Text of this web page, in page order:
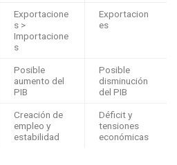
Exportacione
s >
Importacione
s
Exportacion
es
Posible
aumento del
PIB
Posible
disminución
del PIB
Creación de
empleo y
estabilidad
Déficit y
tensiones
económicas